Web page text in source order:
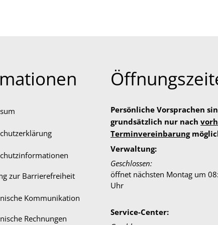
zur Barrierefreiheit
Kommunikation
Rechnungen
Persönliche Vorsprachen
grundsätzlich nur nach
Terminvereinbarung
Verwaltung:
Klicken, um weitere Öffnungs-
Geschlossen:
öffnet nächsten Montag um
Uhr
Service-Center: